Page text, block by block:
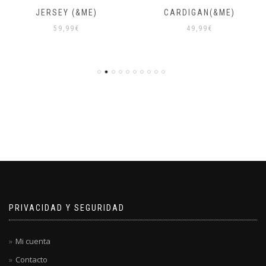
JERSEY (&ME)
59,99 €
CARDIGAN(&ME)
49,99 €
PRIVACIDAD Y SEGURIDAD
Mi cuenta
Contacto